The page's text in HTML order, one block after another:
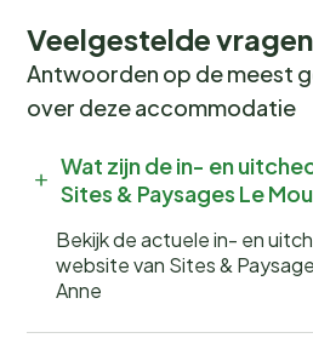
Voor een perfecte dag vanuit
beginnen met een fietstocht
door een picknick op het
authentieke Franse ervaring.
kun je genieten van schaatsen
sfeervolle kerstmarkt.
Boek nu jouw
vakantie!
Veelgestelde vragen
Antwoorden op de meest
over deze accommodatie
Wat zijn de in- en
Sites & Paysages Le
Bekijk de actuele in- en
website van Sites &
Anne